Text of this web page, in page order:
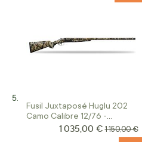
Fusil Juxtaposé Huglu 202
Camo Calibre 12/76 -
Spéciale Chasse à la Hutte
Prix Spécial
1 035,00 € Prix normal
1 150,00 €